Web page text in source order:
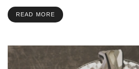
READ MORE